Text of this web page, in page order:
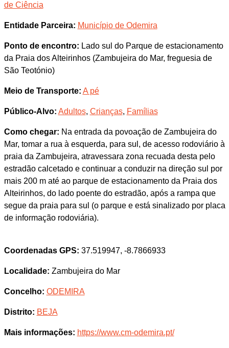
de Ciência
Entidade Parceira: Município de Odemira
Ponto de encontro: Lado sul do Parque de estacionamento
da Praia dos Alteirinhos (Zambujeira do Mar, freguesia de
São Teotónio)
Meio de Transporte: A pé
Público-Alvo: Adultos, Crianças, Famílias
Como chegar: Na entrada da povoação de Zambujeira do
Mar, tomar a rua à esquerda, para sul, de acesso rodoviário à
praia da Zambujeira, atravessara zona recuada desta pelo
estradão calcetado e continuar a conduzir na direção sul por
mais 200 m até ao parque de estacionamento da Praia dos
Alteirinhos, do lado poente do estradão, após a rampa que
segue da praia para sul (o parque e está sinalizado por placa
de informação rodoviária).
Coordenadas GPS: 37.519947, -8.7866933
Localidade: Zambujeira do Mar
Concelho: ODEMIRA
Distrito: BEJA
Mais informações: https://www.cm-odemira.pt/